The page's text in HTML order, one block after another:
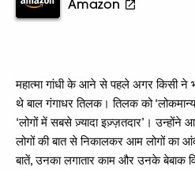
Amazon
महात्मा गांधी के आने से पहले अगर किसी ने
थे बाल गंगाधर तिलक। तिलक को
‘लोगों में सबसे ज़्यादा इज़्ज़तदार’। उन्होंने
लोगों की बात से निकालकर आम लोगों का
बातें, उनका लगातार काम और उनके बेबाक